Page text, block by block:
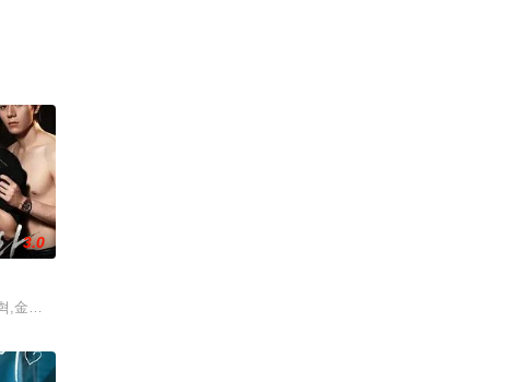
琡
다. 7일 스포티비뉴스 취재에 따르면, 박진희는 KBS 새 일일드라마 &#
3.0
金贤叙,정현웅